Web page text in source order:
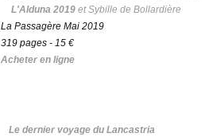
L'Alduna 2019 et Sybille de Bollardière
La Passagère Mai 2019
319 pages - 15 €
Acheter en ligne
Le dernier voyage du Lancastria